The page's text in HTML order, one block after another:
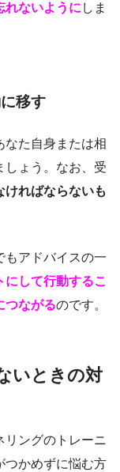
れないように しま
移す
なた自身または相
しょう。なお、受
ければならないも
もアドバイスの一
して行動するこ
つながるのです。
いときの対
リングのトレーニ
つかめずに悩む方